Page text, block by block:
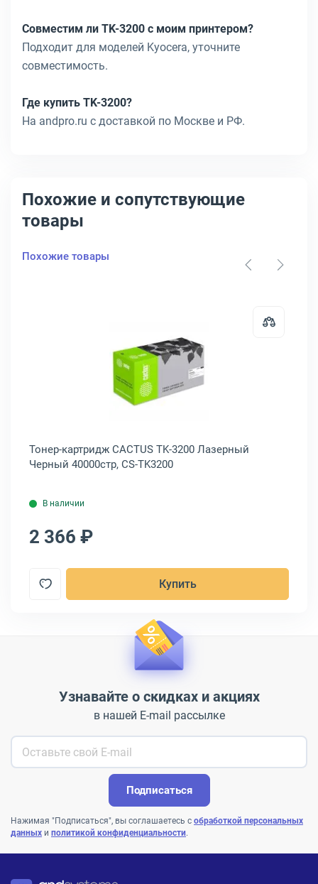
Совместим ли TK-3200 с моим принтером?
Подходит для моделей Kyocera, уточните
совместимость.
Где купить TK-3200?
На andpro.ru с доставкой по Москве и РФ.
Похожие и сопутствующие
товары
Похожие товары
Открыть товар: Тонер-картридж
Тонер-картридж CACTUS TK-3200 Лазерный
Черный 40000стр, CS-TK3200
В наличии
2 366 ₽
Купить
Узнавайте о скидках и акциях
в нашей E-mail рассылке
Подписаться
Нажимая "Подписаться", вы соглашаетесь с обработкой персональных
данных и политикой конфиденциальности.